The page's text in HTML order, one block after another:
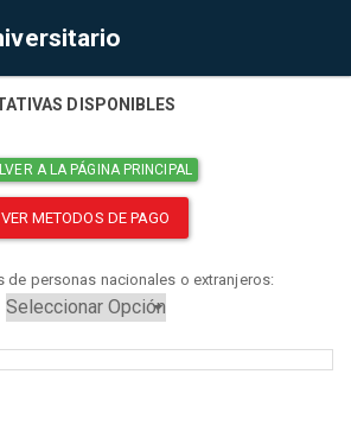
DISPONIBLES
A LA PÁGINA PRINCIPAL
VER METODOS DE PAGO
de personas nacionales o extranjeros: